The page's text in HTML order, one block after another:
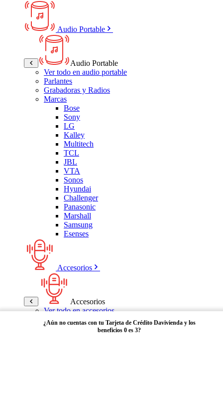
Audio Portable
Audio Portable
Ver todo en audio portable
Parlantes
Grabadoras y Radios
Marcas
Bose
Sony
LG
Kalley
Multitech
TCL
JBL
VTA
Sonos
Hyundai
Challenger
Panasonic
Marshall
Samsung
Esenses
Accesorios
Accesorios
Ver todo en accesorios
Micrófonos
Bases
¿Aún no cuentas con tu Tarjeta de Crédito Davivienda y los
beneficios 0 es 3?